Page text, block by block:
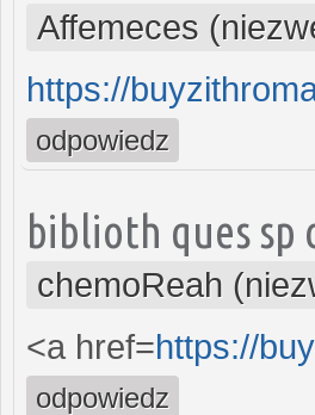
Affemeces
https://
odpowiedz
biblioth ques sp
chemoReah
<a href=https://
odpowiedz